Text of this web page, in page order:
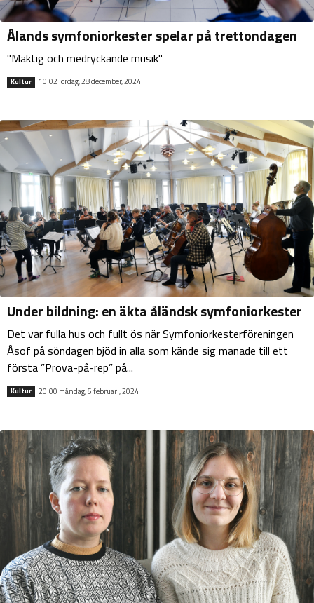
Ålands symfoniorkester spelar på trettondagen
"Mäktig och medryckande musik"
Kultur 10:02 lördag, 28 december, 2024
Under bildning: en äkta åländsk symfoniorkester
Det var fulla hus och fullt ös när Symfoniorkesterföreningen
Åsof på söndagen bjöd in alla som kände sig manade till ett
första ”Prova-på-rep” på...
Kultur 20:00 måndag, 5 februari, 2024